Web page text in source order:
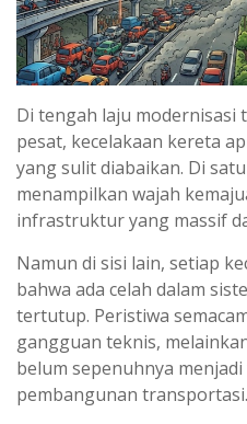
Di tengah laju modernisasi
pesat, kecelakaan kereta
yang sulit diabaikan. Di
menampilkan wajah
infrastruktur yang massif
Namun di sisi lain, setiap
bahwa ada celah dalam
tertutup. Peristiwa
gangguan teknis,
belum sepenuhnya
pembangunan transportasi.